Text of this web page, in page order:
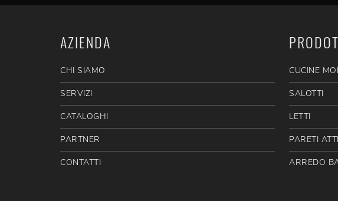
AZIENDA
CHI SIAMO
SERVIZI
CATALOGHI
PARTNER
CONTATTI
CUCINE
SALOTTI
LETTI
PARETI
ARREDO